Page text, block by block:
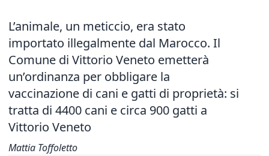
L’animale, un meticcio, era stato
importato illegalmente dal Marocco. Il
Comune di Vittorio Veneto emetterà
un’ordinanza per obbligare la
vaccinazione di cani e gatti di proprietà: si
tratta di 4400 cani e circa 900 gatti a
Vittorio Veneto
Mattia Toffoletto